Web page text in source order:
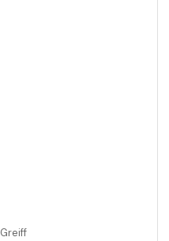
Greiff